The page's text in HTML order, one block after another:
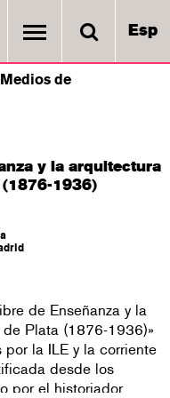
Esp
de
y la arquitectura
(1876-1936)
de Enseñanza y la
Plata (1876-1936)»
la ILE y la corriente
desde los
por el historiador